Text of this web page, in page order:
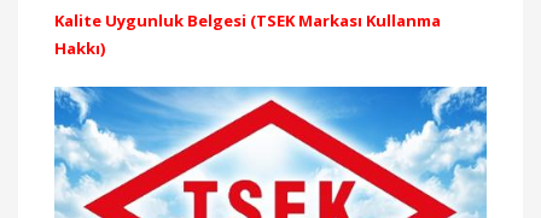
Kalite Uygunluk Belgesi (TSEK Markası Kullanma
Hakkı)